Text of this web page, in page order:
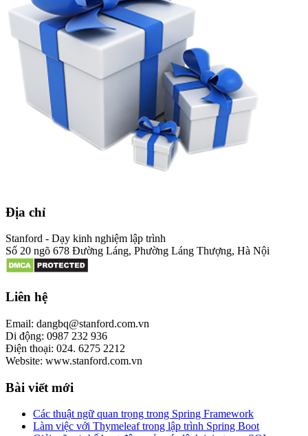
Địa chỉ
Stanford - Dạy kinh nghiệm lập trình
Số 20 ngõ 678 Đường Láng, Phường Láng Thượng, Hà Nội
Liên hệ
Email: dangbq@stanford.com.vn
Di động: 0987 232 936
Điện thoại: 024. 6275 2212
Website: www.stanford.com.vn
Bài viết mới
Các thuật ngữ quan trọng trong Spring Framework
Làm việc với Thymeleaf trong lập trình Spring Boot